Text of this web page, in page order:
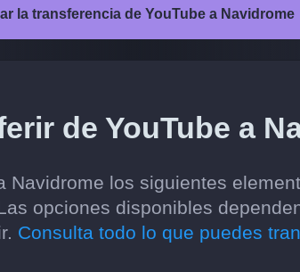
la transferencia de YouTube a Navidrome
de YouTube a
Navidrome los siguientes
opciones disponibles
Consulta todo lo que puedes